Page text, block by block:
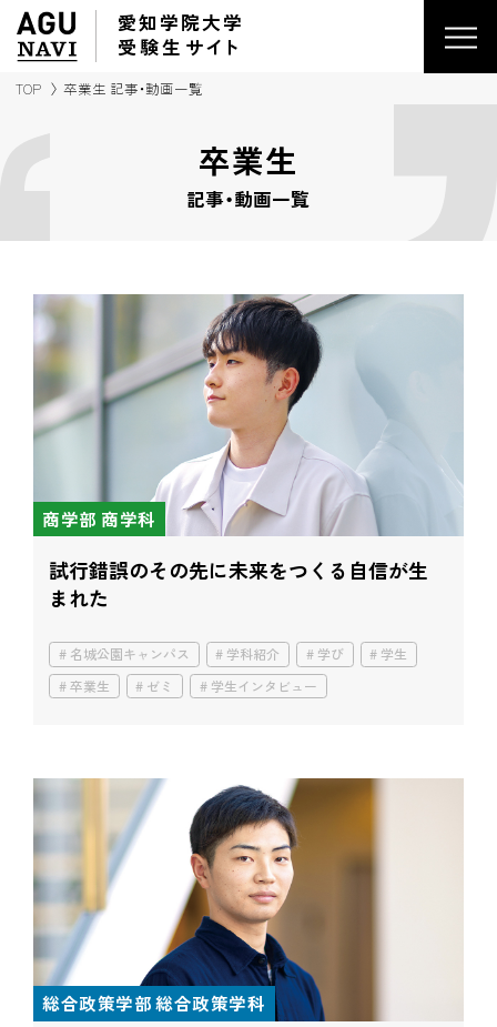
愛知学院大学
受験生 サイ ト
TOP 卒業生 記事・動画一覧
卒業生
記事・動画一覧
商学部 商学科
試行錯誤のその先に未来をつくる自信が生
まれた
名城公園キャンパス 学科紹介 学び
学生
卒業生
ゼミ 学生インタビュー
総合政策学部 総合政策学科